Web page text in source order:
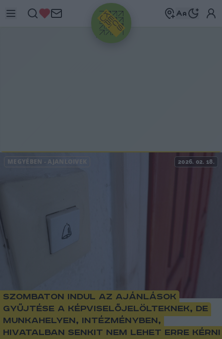
HIRDETÉS
MEGYÉBEN - AJÁNLÓÍVEK 2026. 02. 18.
Szombaton indul az ajánlások
gyűjtése a képviselőjelölteknek, de
munkahelyen, intézményben,
hivatalban senkit nem lehet erre kérni